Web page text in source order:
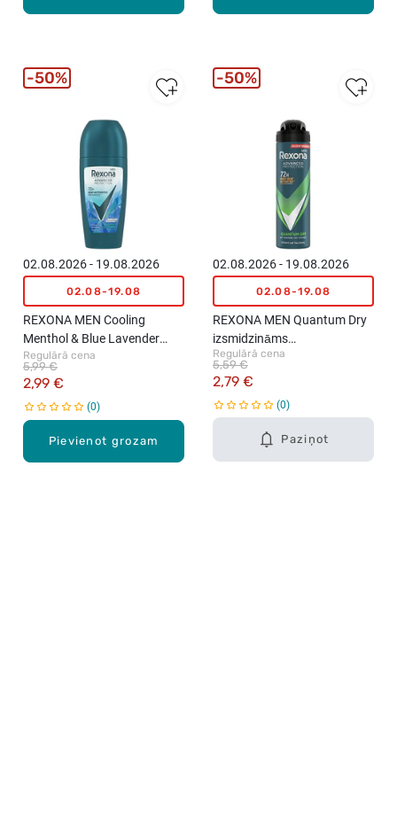
Pievienot grozam
02.08.2026 - 19.08.2026
02.08-19.08
REXONA MEN Cooling
Menthol & Blue Lavender
rullīša antiperspirants, 50ml
Regulārā cena
2,99 €
5,99 €
0
50%
Paziņot
02.08.2026 - 19.08.2026
02.08-19.08
REXONA MEN Quantum Dry
izsmidzināms
antiperspirants, 150ml
Regulārā cena
2,79 €
5,59 €
0
50%